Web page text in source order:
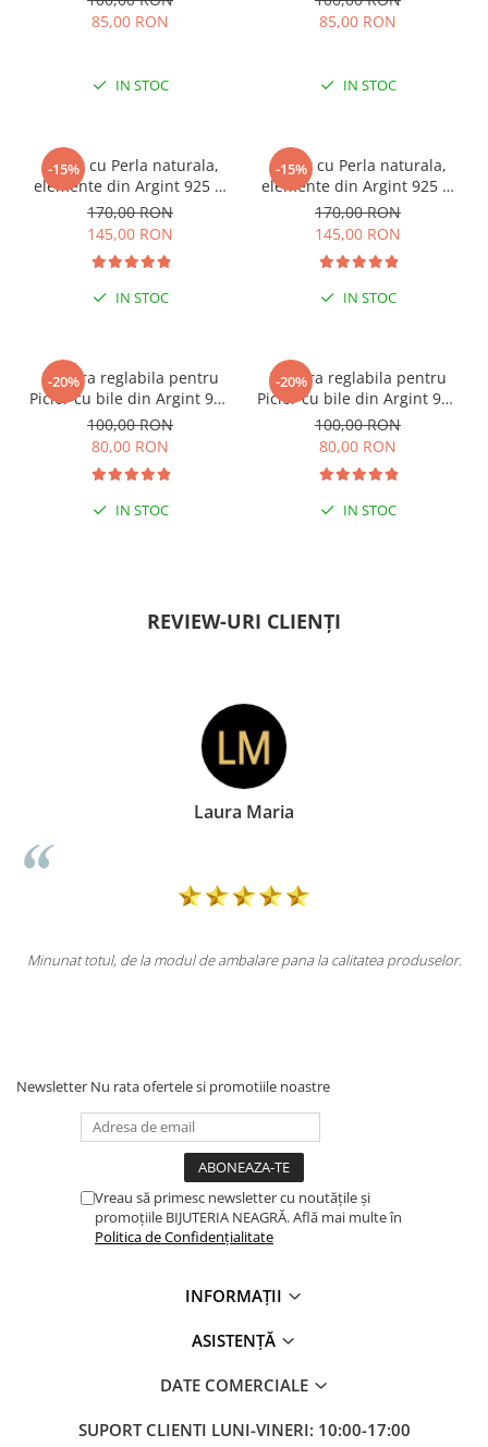
85,00 RON
IN STOC
85,00 RON
IN STOC
-15%
Colier cu Perla naturala,
elemente din Argint 925 si
margele Miyuki, multicolor
170,00 RON
145,00 RON
IN STOC
-15%
Colier cu Perla naturala,
elemente din Argint 925 si
margele Miyuki, verde/kiwi
170,00 RON
145,00 RON
IN STOC
-20%
Bratara reglabila pentru
Picior cu bile din Argint 925
si margele Miyuki rosii
100,00 RON
80,00 RON
IN STOC
-20%
Bratara reglabila pentru
Picior cu bile din Argint 925
si margele Miyuki verzi
100,00 RON
80,00 RON
IN STOC
REVIEW-URI CLIENȚI
Laura Maria
Minunat totul, de la modul de ambalare pana la calitatea produselor.
Newsletter Nu rata ofertele si promotiile noastre
Vreau să primesc newsletter cu noutățile și
promoțiile BIJUTERIA NEAGRĂ. Află mai multe în
Politica de Confidențialitate
INFORMAȚII
ASISTENȚĂ
DATE COMERCIALE
SUPORT CLIENTI LUNI-VINERI: 10:00-17:00